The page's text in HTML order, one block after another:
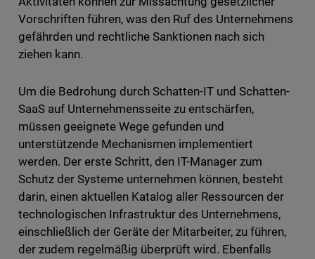
Vorschriften führen, was den Ruf des Unternehmens
gefährden und rechtliche Sanktionen nach sich
ziehen kann.
Um die Bedrohung durch Schatten-IT und Schatten-
SaaS auf Unternehmensseite zu entschärfen,
müssen geeignete Wege gefunden und
unterstützende Mechanismen implementiert
werden. Der erste Schritt, den IT-Manager zum
Schutz der Systeme unternehmen können, besteht
darin, einen aktuellen Katalog aller Ressourcen der
technologischen Infrastruktur des Unternehmens,
einschließlich der Geräte der Mitarbeiter, zu führen,
der zudem regelmäßig überprüft wird. Ebenfalls